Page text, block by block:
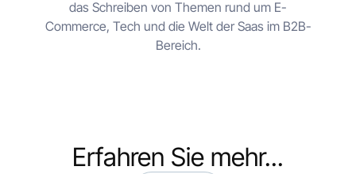
das Schreiben von Themen rund um E-
Commerce, Tech und die Welt der Saas im B2B-
Bereich.
Erfahren Sie mehr...